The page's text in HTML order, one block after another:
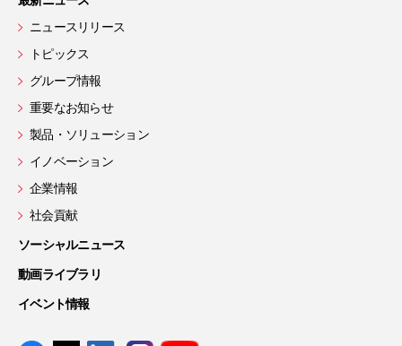
ニュースリリース
トピックス
グループ情報
重要なお知らせ
製品・ソリューション
イノベーション
企業情報
社会貢献
ソーシャルニュース
動画ライブラリ
イベント情報